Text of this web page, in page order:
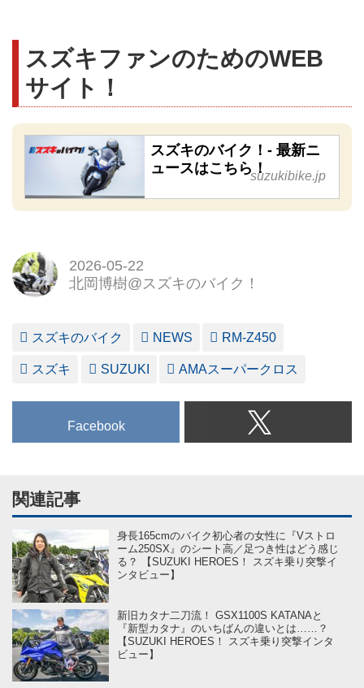
スズキファンのためのWEB
サイト！
スズキのバイク！- 最新ニ
ュースはこちら！suzukibike.jp
2026-05-22
北岡博樹@スズキのバイク！
スズキのバイク NEWS RM-Z450
スズキ SUZUKI AMAスーパークロス
Facebook
関連記事
身長165cmのバイク初心者の女性に『Vストロ
ーム250SX』のシート高／足つき性はどう感じ
る？ 【SUZUKI HEROES！ スズキ乗り突撃イ
ンタビュー】
新旧カタナ二刀流！ GSX1100S KATANAと
『新型カタナ』のいちばんの違いとは……？
【SUZUKI HEROES！ スズキ乗り突撃インタ
ビュー】